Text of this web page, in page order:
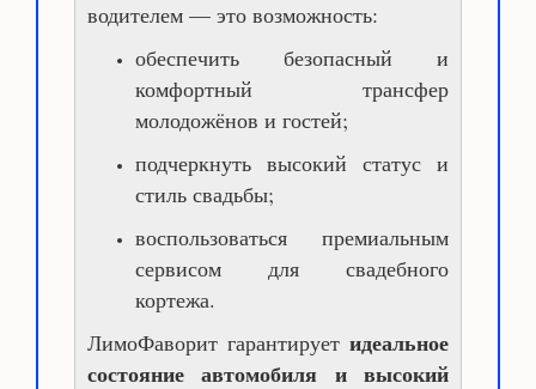
водителем — это возможность:
обеспечить безопасный и
комфортный трансфер
молодожёнов и гостей;
подчеркнуть высокий статус и
стиль свадьбы;
воспользоваться премиальным
сервисом для свадебного
кортежа.
ЛимоФаворит гарантирует идеальное
состояние автомобиля и высокий